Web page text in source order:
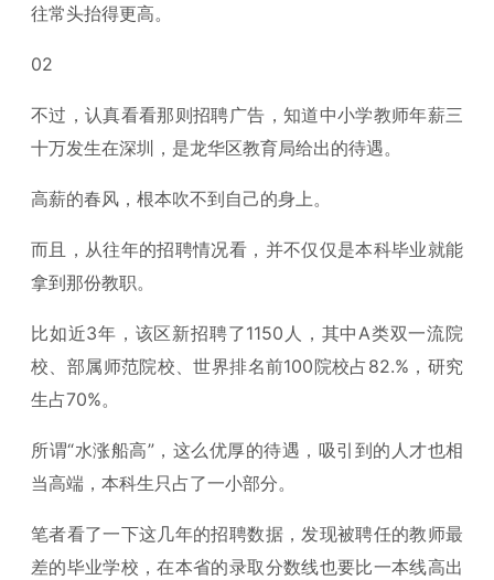
往常头抬得更高。
02
不过，认真看看那则招聘广告，知道中小学教师年薪三
十万发生在深圳，是龙华区教育局给出的待遇。
高薪的春风，根本吹不到自己的身上。
而且，从往年的招聘情况看，并不仅仅是本科毕业就能
拿到那份教职。
比如近3年，该区新招聘了1150人，其中A类双一流院
校、部属师范院校、世界排名前100院校占82.%，研究
生占70%。
所谓“水涨船高”，这么优厚的待遇，吸引到的人才也相
当高端，本科生只占了一小部分。
笔者看了一下这几年的招聘数据，发现被聘任的教师最
差的毕业学校，在本省的录取分数线也要比一本线高出